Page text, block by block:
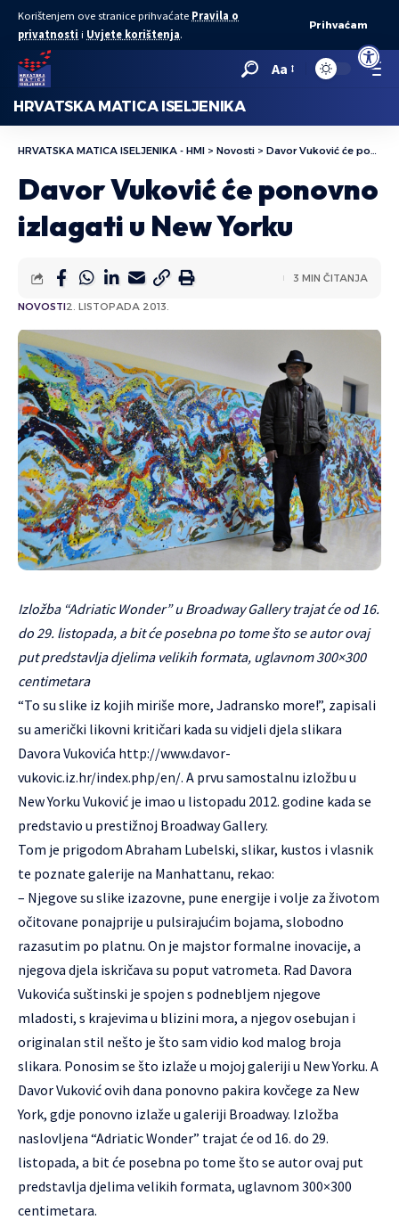
Open
Korištenjem ove stranice prihvaćate Pravila o
privatnosti i Uvjete korištenja.
Prihvaćam
Aa
HRVATSKA MATICA ISELJENIKA
HRVATSKA MATICA ISELJENIKA - HMI > Novosti > Davor Vuković će ponovno izlagati u New Yorku
Davor Vuković će ponovno
izlagati u New Yorku
NOVOSTI2. LISTOPADA 2013.
3 MIN ČITANJA
Izložba “Adriatic Wonder” u Broadway Gallery trajat će od 16.
do 29. listopada, a bit će posebna po tome što se autor ovaj
put predstavlja djelima velikih formata, uglavnom 300×300
centimetara
“To su slike iz kojih miriše more, Jadransko more!”, zapisali
su američki likovni kritičari kada su vidjeli djela slikara
Davora Vukovića http://www.davor-
vukovic.iz.hr/index.php/en/. A prvu samostalnu izložbu u
New Yorku Vuković je imao u listopadu 2012. godine kada se
predstavio u prestižnoj Broadway Gallery.
Tom je prigodom Abraham Lubelski, slikar, kustos i vlasnik
te poznate galerije na Manhattanu, rekao:
– Njegove su slike izazovne, pune energije i volje za životom
očitovane ponajprije u pulsirajućim bojama, slobodno
razasutim po platnu. On je majstor formalne inovacije, a
njegova djela iskričava su poput vatrometa. Rad Davora
Vukovića suštinski je spojen s podnebljem njegove
mladosti, s krajevima u blizini mora, a njegov osebujan i
originalan stil nešto je što sam vidio kod malog broja
slikara. Ponosim se što izlaže u mojoj galeriji u New Yorku. A
Davor Vuković ovih dana ponovno pakira kovčege za New
York, gdje ponovno izlaže u galeriji Broadway. Izložba
naslovljena “Adriatic Wonder” trajat će od 16. do 29.
listopada, a bit će posebna po tome što se autor ovaj put
predstavlja djelima velikih formata, uglavnom 300×300
centimetara.